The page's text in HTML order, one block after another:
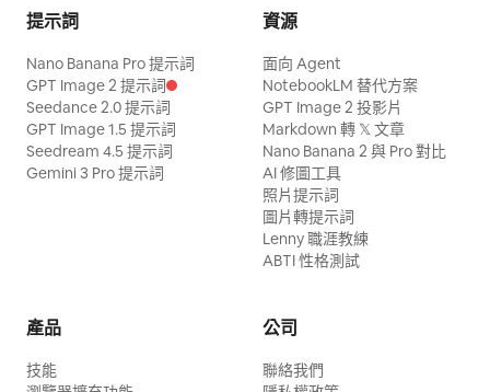
提示詞
Nano Banana Pro 提示詞
GPT Image 2 提示詞
Seedance 2.0 提示詞
GPT Image 1.5 提示詞
Seedream 4.5 提示詞
Gemini 3 Pro 提示詞
資源
面向 Agent
NotebookLM 替代方案
GPT Image 2 投影片
Markdown 轉 𝕏 文章
Nano Banana 2 與 Pro 對比
AI 修圖工具
照片提示詞
圖片轉提示詞
Lenny 職涯教練
ABTI 性格測試
產品
技能
公司
聯絡我們